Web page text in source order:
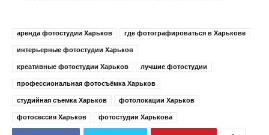
аренда фотостудии Харьков где фотографироваться в Харькове
интерьерные фотостудии Харьков
креативные фотостудии Харьков лучшие фотостудии
профессиональная фотосъёмка Харьков
студийная съемка Харьков фотолокации Харьков
фотосессия Харьков фотостудии Харькова